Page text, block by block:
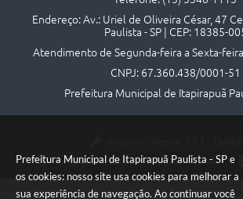
Prefeitura Municipal de Itapirapuã Paulista - SP e
os cookies: nosso site usa cookies para melhorar a
sua experiência de navegação. Ao continuar você
Endereço: Av.: Uriel de Oliveira César, 47
Paulista - SP | CEP: 18385-
Atendimento de Segunda-feira a Sexta-
CNPJ: 67.360.438/0001-51
Prefeitura Municipal de Itapirapuã
Portal atualizado em:06/08/2026 18:06